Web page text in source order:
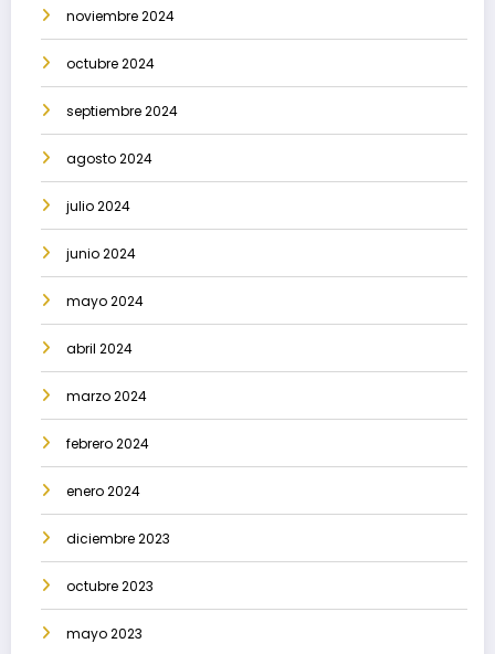
noviembre 2024
octubre 2024
septiembre 2024
agosto 2024
julio 2024
junio 2024
mayo 2024
abril 2024
marzo 2024
febrero 2024
enero 2024
diciembre 2023
octubre 2023
mayo 2023